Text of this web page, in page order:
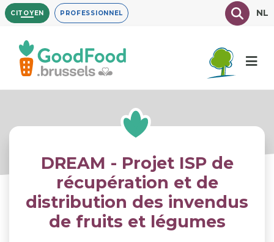
Aller
au
contenu
principal
CITOYEN PROFESSIONNEL TexteNL
DREAM - Projet ISP de
récupération et de
distribution des invendus
de fruits et légumes